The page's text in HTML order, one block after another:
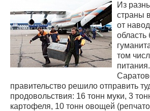
Из
страны
от
область
том
правительство решило отправить
продовольствия: 16 тонн муки, 3
картофеля, 10 тонн овощей